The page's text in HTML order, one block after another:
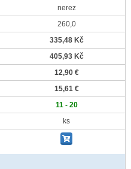
nerez
260,0
335,48 Kč
405,93 Kč
12,90 €
15,61 €
11 - 20
ks